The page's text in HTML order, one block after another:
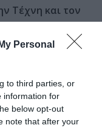
Personal
to third parties, or
information for
below opt-out
note that after your
Τέχνη και τον
2017 - 2018